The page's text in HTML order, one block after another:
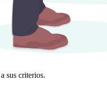
sus criterios.